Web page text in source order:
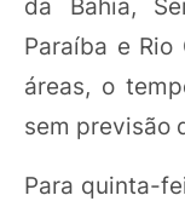
Paraíba e
áreas, o
sem previsão
Para quinta-